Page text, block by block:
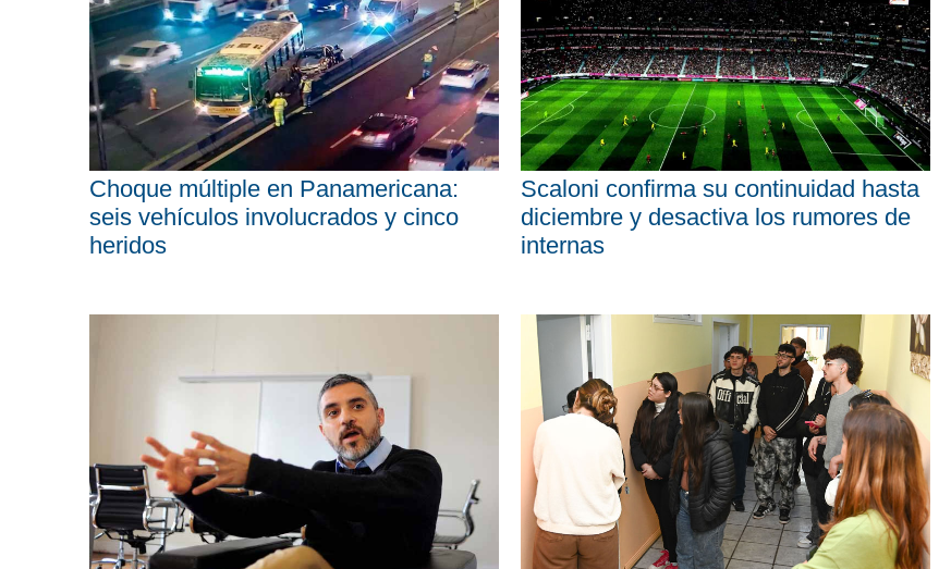
Choque múltiple en Panamericana:
seis vehículos involucrados y cinco
heridos
Scaloni confirma su continuidad hasta
diciembre y desactiva los rumores de
internas